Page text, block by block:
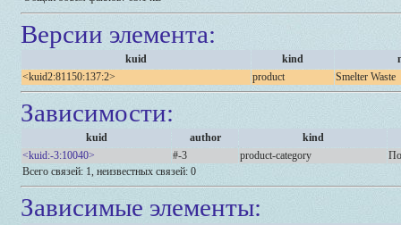
Версии элемента:
kuid kind
<kuid2:81150:137:2>
product Smelter Waste
Зависимости:
kuid author
kind
<kuid:-3:10040>
#-3 product-category
Всего связей: 1, неизвестных связей: 0
Зависимые элементы: